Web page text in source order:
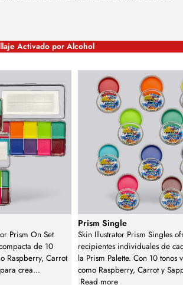
Activado por Alcohol
Prism On Set
de 10
Raspberry, Carrot
crea...
Prism Single
Skin Illustrator Prism Singles
recipientes individuales de
la Prism Palette. Con 10 tonos
como Raspberry, Carrot y
Read more